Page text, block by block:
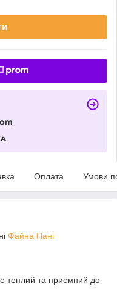
Оплата Умови
Файна Пані
теплий та приємний до